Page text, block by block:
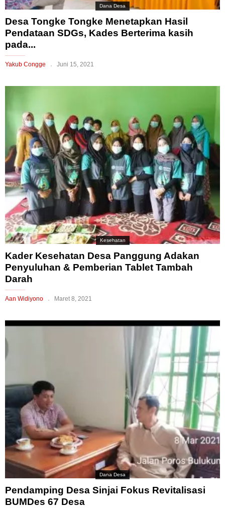
Dana Desa
Desa Tongke Tongke Menetapkan Hasil
Pendataan SDGs, Kades Berterima kasih
pada...
Yakub Congge Juni 15, 2021
Kesehatan
Kader Kesehatan Desa Panggung Adakan
Penyuluhan & Pemberian Tablet Tambah
Darah
Aan Widiyono Maret 8, 2021
Dana Desa
Pendamping Desa Sinjai Fokus Revitalisasi
BUMDes 67 Desa